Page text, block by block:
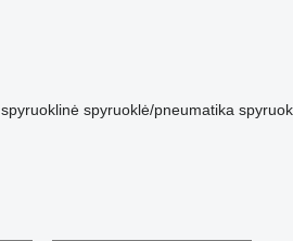
spyruoklinė spyruoklė/pneumatika